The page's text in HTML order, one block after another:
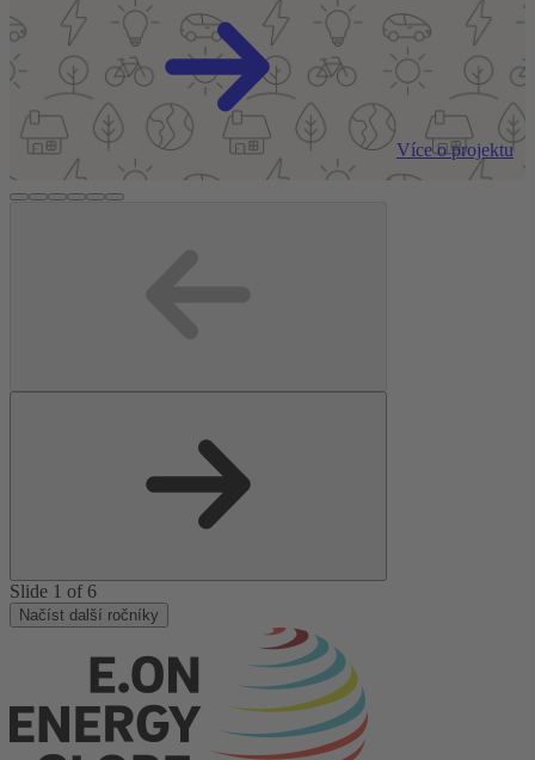
Více o projektu
Slide 1 of 6
Načíst další ročníky